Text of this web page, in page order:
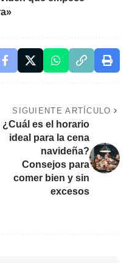
SIGUIENTE ARTÍCULO
¿Cuál es el horario
ideal para la cena
navideña?
Consejos para
comer bien y sin
excesos